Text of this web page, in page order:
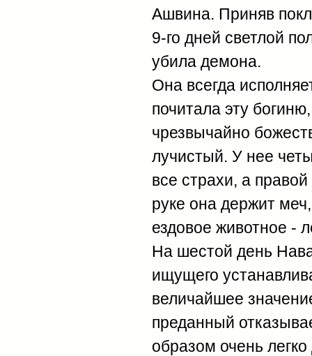
Ашвина. Приняв
9-го дней светлой
убила демона.
Она всегда
почитала эту
чрезвычайно
лучистый. У нее
все страхи, а
руке она держит
ездовое животное -
На шестой день
ищущего
величайшее
преданный
образом очень